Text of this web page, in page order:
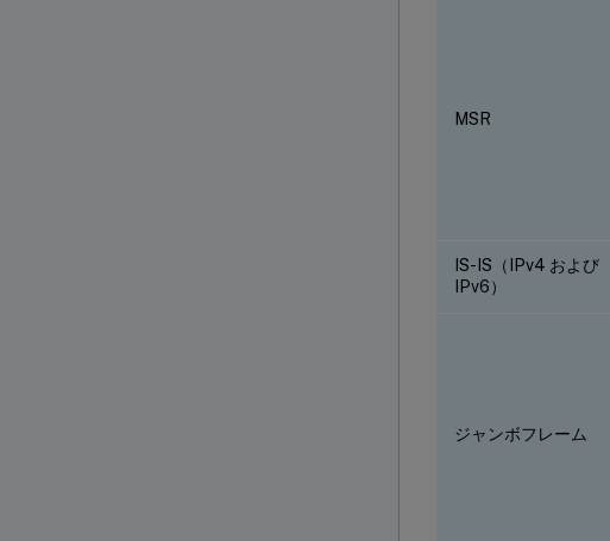
MSR
IS-IS（IPv4 および
IPv6）
ジャンボフレーム